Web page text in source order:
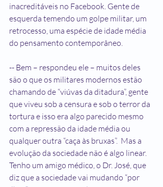
inacreditáveis no Facebook. Gente de
esquerda temendo um golpe militar, um
retrocesso, uma espécie de idade média
do pensamento contemporâneo.
-- Bem – respondeu ele – muitos deles
são o que os militares modernos estão
chamando de “viúvas da ditadura”, gente
que viveu sob a censura e sob o terror da
tortura e isso era algo parecido mesmo
com a repressão da idade média ou
qualquer outra “caça às bruxas”.  Mas a
evolução da sociedade não é algo linear.
Tenho um amigo médico, o Dr. José, que
diz que a sociedade vai mudando “por